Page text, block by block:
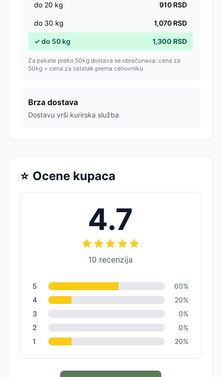
do 20 kg 910 RSD
do 30 kg 1,070 RSD
✓do 50 kg 1,300 RSD
Za pakete preko 50kg dostava se obračunava: cena za
50kg + cena za ostatak prema cenovniku
Brza dostava
Dostavu vrši kurirska služba
⭐ Ocene kupaca
4.7
10 recenzija
5 60%
4
20%
3
0%
2
0%
1
20%